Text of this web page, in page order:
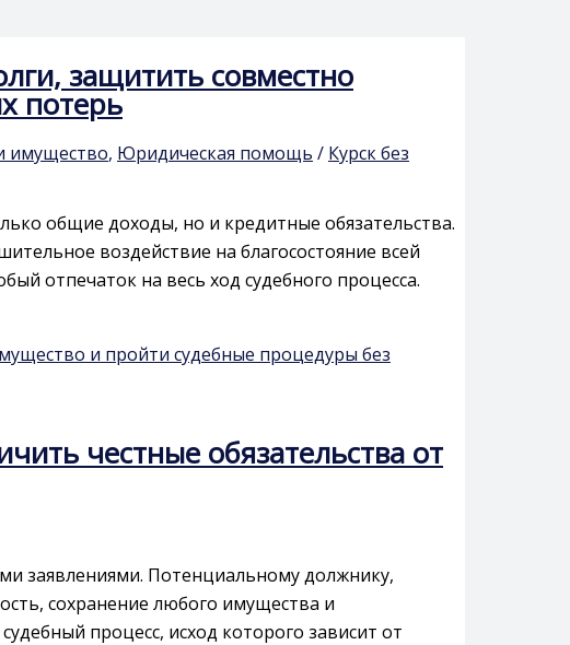
защитить совместно
потерь
имущество, Юридическая помощь / Курск без
общие доходы, но и кредитные обязательства.
воздействие на благосостояние всей
отпечаток на весь ход судебного процесса.
и пройти судебные процедуры без
честные обязательства от
заявлениями. Потенциальному должнику,
сохранение любого имущества и
процесс, исход которого зависит от